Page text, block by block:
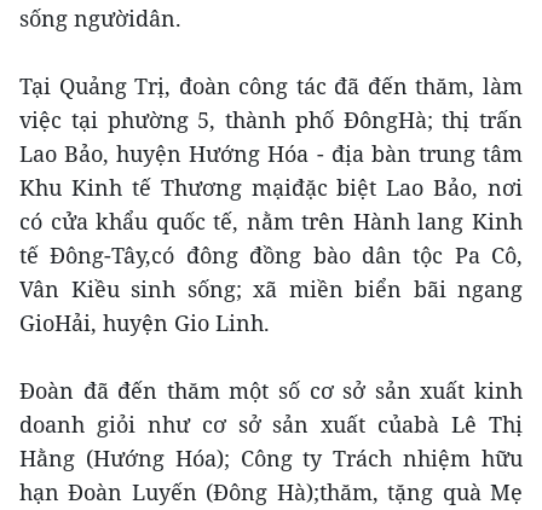
sống ngườidân.
Tại Quảng Trị, đoàn công tác đã đến thăm, làm
việc tại phường 5, thành phố ĐôngHà; thị trấn
Lao Bảo, huyện Hướng Hóa - địa bàn trung tâm
Khu Kinh tế Thương mạiđặc biệt Lao Bảo, nơi
có cửa khẩu quốc tế, nằm trên Hành lang Kinh
tế Đông-Tây,có đông đồng bào dân tộc Pa Cô,
Vân Kiều sinh sống; xã miền biển bãi ngang
GioHải, huyện Gio Linh.
Đoàn đã đến thăm một số cơ sở sản xuất kinh
doanh giỏi như cơ sở sản xuất củabà Lê Thị
Hằng (Hướng Hóa); Công ty Trách nhiệm hữu
hạn Đoàn Luyến (Đông Hà);thăm, tặng quà Mẹ